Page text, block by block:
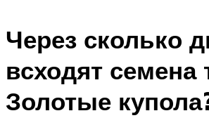
Через сколько
всходят семена
Золотые